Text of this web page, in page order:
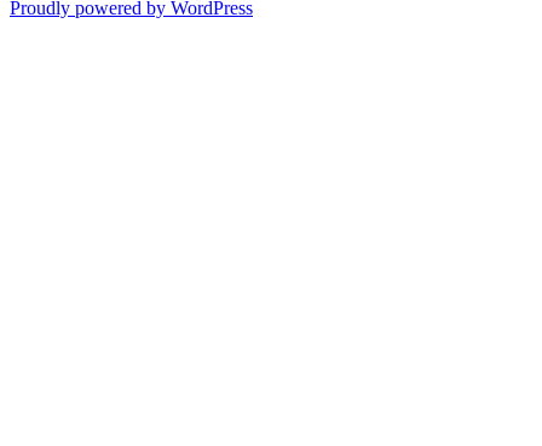
Proudly powered by WordPress